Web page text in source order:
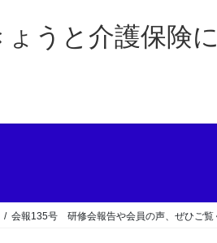
会報135号 研修会報告や会員の声、ぜひご覧